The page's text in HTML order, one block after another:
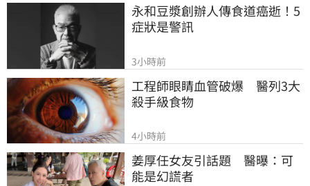
永和豆漿創辦人傳食道癌逝！5
症狀是警訊
3小時前
工程師眼睛血管破爆　醫列3大
殺手級食物
4小時前
姜厚任女友引話題　醫曝：可
能是幻謊者